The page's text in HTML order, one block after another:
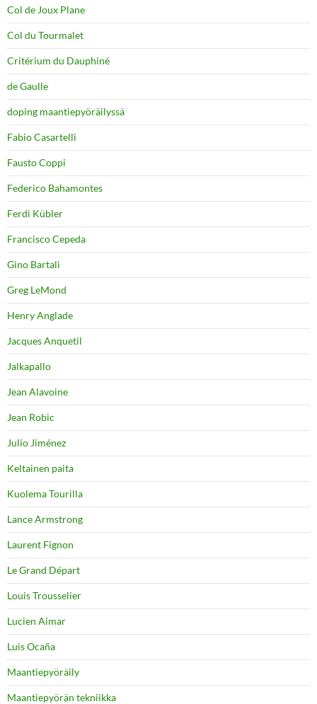
Col de Joux Plane
Col du Tourmalet
Critérium du Dauphiné
de Gaulle
doping maantiepyöräilyssä
Fabio Casartelli
Fausto Coppi
Federico Bahamontes
Ferdi Kübler
Francisco Cepeda
Gino Bartali
Greg LeMond
Henry Anglade
Jacques Anquetil
Jalkapallo
Jean Alavoine
Jean Robic
Julio Jiménez
Keltainen paita
Kuolema Tourilla
Lance Armstrong
Laurent Fignon
Le Grand Départ
Louis Trousselier
Lucien Aimar
Luis Ocaña
Maantiepyöräily
Maantiepyörän tekniikka